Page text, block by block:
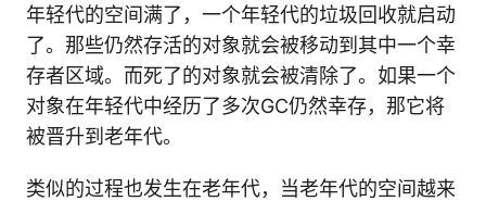
年轻代的空间满了，一个年轻代的垃圾回收就启动
了。那些仍然存活的对象就会被移动到其中一个幸
存者区域。而死了的对象就会被清除了。如果一个
对象在年轻代中经历了多次GC仍然幸存，那它将
被晋升到老年代。
类似的过程也发生在老年代，当老年代的空间越来